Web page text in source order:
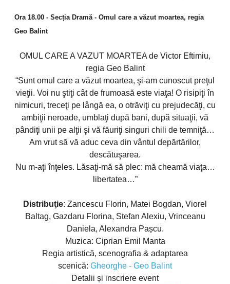
Ora 18.00 - Secția Dramă - Omul care a văzut moartea, regia
Geo Balint
OMUL CARE A VAZUT MOARTEA de Victor Eftimiu,
regia Geo Balint
“Sunt omul care a văzut moartea, şi-am cunoscut preţul
vieţii. Voi nu ştiţi cât de frumoasă este viaţa! O risipiţi în
nimicuri, treceţi pe lângă ea, o otrăviţi cu prejudecăţi, cu
ambiţii neroade, umblaţi după bani, după situaţii, vă
pândiţi unii pe alţii şi vă făuriţi singuri chili de temniţă…
Am vrut să vă aduc ceva din vântul depărtărilor,
descătuşarea.
Nu m-aţi înţeles. Lăsaţi-mă să plec: mă cheamă viaţa…
libertatea…”
Distribuţie: Zancescu Florin, Matei Bogdan, Viorel
Baltag, Gazdaru Florina, Stefan Alexiu, Vrinceanu
Daniela, Alexandra Pașcu.
Muzica: Ciprian Emil Manta
Regia artistică, scenografia & adaptarea
scenică: Gheorghe - Geo Balint
Detalii și inscriere event